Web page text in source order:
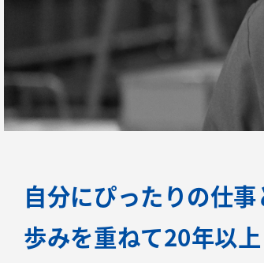
自分にぴったりの仕事
歩みを重ねて20年以上